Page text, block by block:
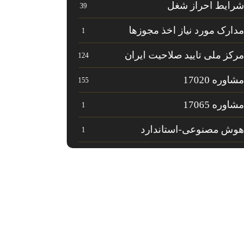
شرایط احراز شغل 39
مدارک مورد نیاز اخذ مجوزها 1
مرکز ملی تایید صلاحیت ایران 124
مشاوره 17020 155
مشاوره 17065 1
هوش مصنوعی-استاندارد 1